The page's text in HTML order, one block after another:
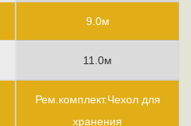
9.0м
11.0м
Рем.комплект.Чехол для
хранения